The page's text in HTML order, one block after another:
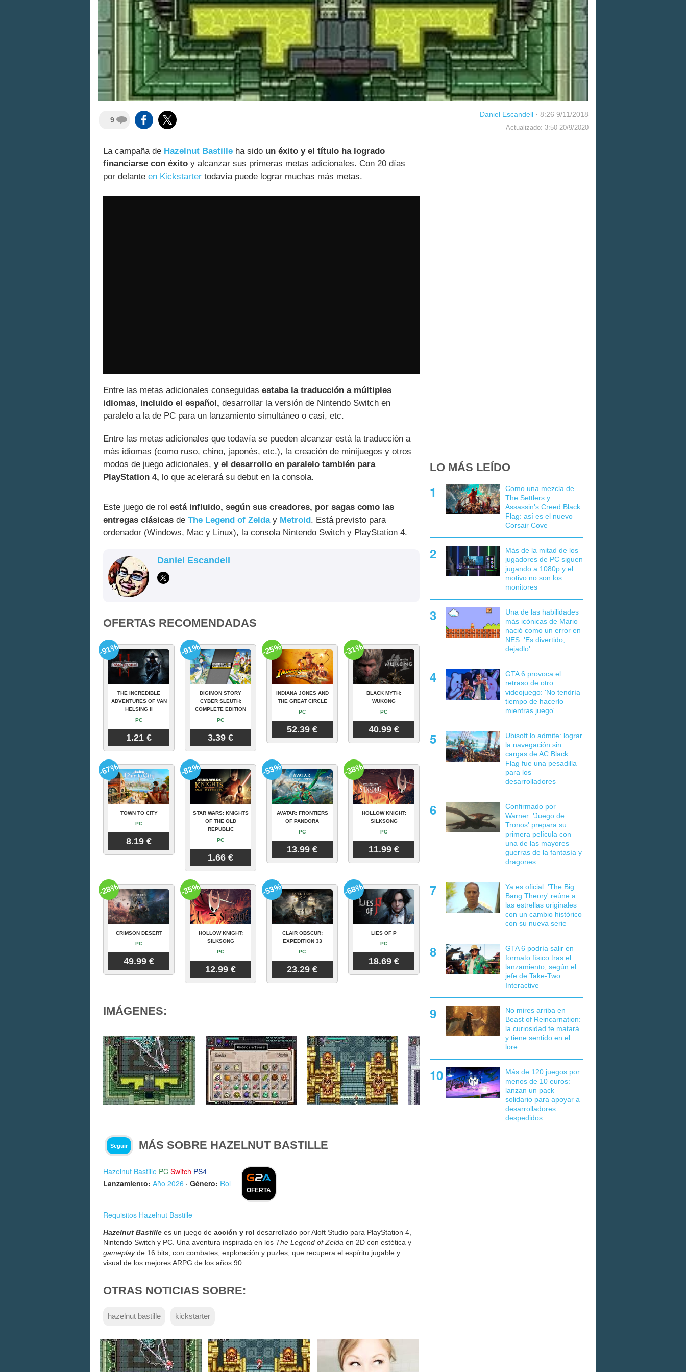
9
Daniel Escandell · 8:26 9/11/2018
Actualizado: 3:50 20/9/2020
La campaña de Hazelnut Bastille ha sido un éxito y el título ha logrado
financiarse con éxito y alcanzar sus primeras metas adicionales. Con 20 días
por delante en Kickstarter todavía puede lograr muchas más metas.
Entre las metas adicionales conseguidas estaba la traducción a múltiples
idiomas, incluido el español, desarrollar la versión de Nintendo Switch en
paralelo a la de PC para un lanzamiento simultáneo o casi, etc.
Entre las metas adicionales que todavía se pueden alcanzar está la traducción a
más idiomas (como ruso, chino, japonés, etc.), la creación de minijuegos y otros
modos de juego adicionales, y el desarrollo en paralelo también para
PlayStation 4, lo que acelerará su debut en la consola.
Este juego de rol está influido, según sus creadores, por sagas como las
entregas clásicas de The Legend of Zelday Metroid. Está previsto para
ordenador (Windows, Mac y Linux), la consola Nintendo Switch y PlayStation 4.
Daniel Escandell
OFERTAS RECOMENDADAS
THE INCREDIBLE
ADVENTURES OF VAN
HELSING II
PC
1.21 €
-91%
DIGIMON STORY
CYBER SLEUTH:
COMPLETE EDITION
PC
3.39 €
-91%
INDIANA JONES AND
THE GREAT CIRCLE
PC
52.39 €
-25%
BLACK MYTH:
WUKONG
PC
40.99 €
-31%
TOWN TO CITY
PC
8.19 €
-67%
STAR WARS: KNIGHTS
OF THE OLD
REPUBLIC
PC
1.66 €
-82%
AVATAR: FRONTIERS
OF PANDORA
PC
13.99 €
-53%
HOLLOW KNIGHT:
SILKSONG
PC
11.99 €
-38%
CRIMSON DESERT
PC
49.99 €
-28%
HOLLOW KNIGHT:
SILKSONG
PC
12.99 €
-35%
CLAIR OBSCUR:
EXPEDITION 33
PC
23.29 €
-53%
LIES OF P
PC
18.69 €
-68%
IMÁGENES:
Seguir MÁS SOBRE HAZELNUT BASTILLE
Hazelnut Bastille PC Switch PS4
Lanzamiento: Año 2026 · Género: Rol
OFERTA
Requisitos Hazelnut Bastille
Hazelnut Bastille es un juego de acción y rol desarrollado por Aloft Studio para PlayStation 4,
Nintendo Switch y PC. Una aventura inspirada en los The Legend of Zelda en 2D con estética y
gameplayde 16 bits, con combates, exploración y puzles, que recupera el espíritu jugable y
visual de los mejores ARPG de los años 90.
OTRAS NOTICIAS SOBRE:
hazelnut bastille kickstarter
LO MÁS LEÍDO
Como una mezcla de
The Settlers y
Assassin's Creed Black
Flag: así es el nuevo
Corsair Cove
Más de la mitad de los
jugadores de PC siguen
jugando a 1080p y el
motivo no son los
monitores
Una de las habilidades
más icónicas de Mario
nació como un error en
NES: 'Es divertido,
dejadlo'
GTA 6 provoca el
retraso de otro
videojuego: 'No tendría
tiempo de hacerlo
mientras juego'
Ubisoft lo admite: lograr
la navegación sin
cargas de AC Black
Flag fue una pesadilla
para los
desarrolladores
Confirmado por
Warner: 'Juego de
Tronos' prepara su
primera película con
una de las mayores
guerras de la fantasía y
dragones
Ya es oficial: 'The Big
Bang Theory' reúne a
las estrellas originales
con un cambio histórico
con su nueva serie
GTA 6 podría salir en
formato físico tras el
lanzamiento, según el
jefe de Take-Two
Interactive
No mires arriba en
Beast of Reincarnation:
la curiosidad te matará
y tiene sentido en el
lore
Más de 120 juegos por
menos de 10 euros:
lanzan un pack
solidario para apoyar a
desarrolladores
despedidos